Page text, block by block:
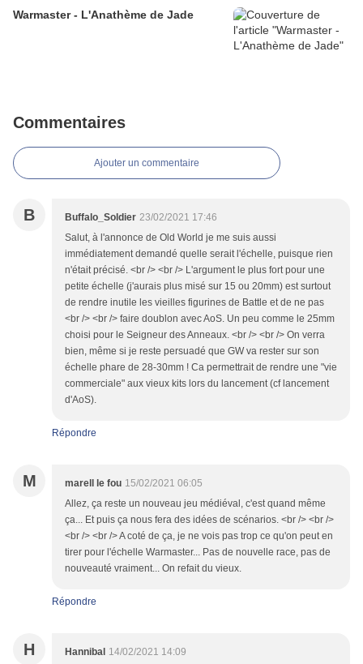
Warmaster - L'Anathème de Jade
Commentaires
Ajouter un commentaire
B Buffalo_Soldier 23/02/2021 17:46
Salut, à l'annonce de Old World je me suis aussi
immédiatement demandé quelle serait l'échelle, puisque rien
n'était précisé. <br /> <br /> L'argument le plus fort pour une
petite échelle (j'aurais plus misé sur 15 ou 20mm) est surtout
de rendre inutile les vieilles figurines de Battle et de ne pas
<br /> <br /> faire doublon avec AoS. Un peu comme le 25mm
choisi pour le Seigneur des Anneaux. <br /> <br /> On verra
bien, même si je reste persuadé que GW va rester sur son
échelle phare de 28-30mm ! Ca permettrait de rendre une "vie
commerciale" aux vieux kits lors du lancement (cf lancement
d'AoS).
Répondre
M marell le fou 15/02/2021 06:05
Allez, ça reste un nouveau jeu médiéval, c'est quand même
ça... Et puis ça nous fera des idées de scénarios. <br /> <br />
<br /> <br /> A coté de ça, je ne vois pas trop ce qu'on peut en
tirer pour l'échelle Warmaster... Pas de nouvelle race, pas de
nouveauté vraiment... On refait du vieux.
Répondre
H Hannibal 14/02/2021 14:09